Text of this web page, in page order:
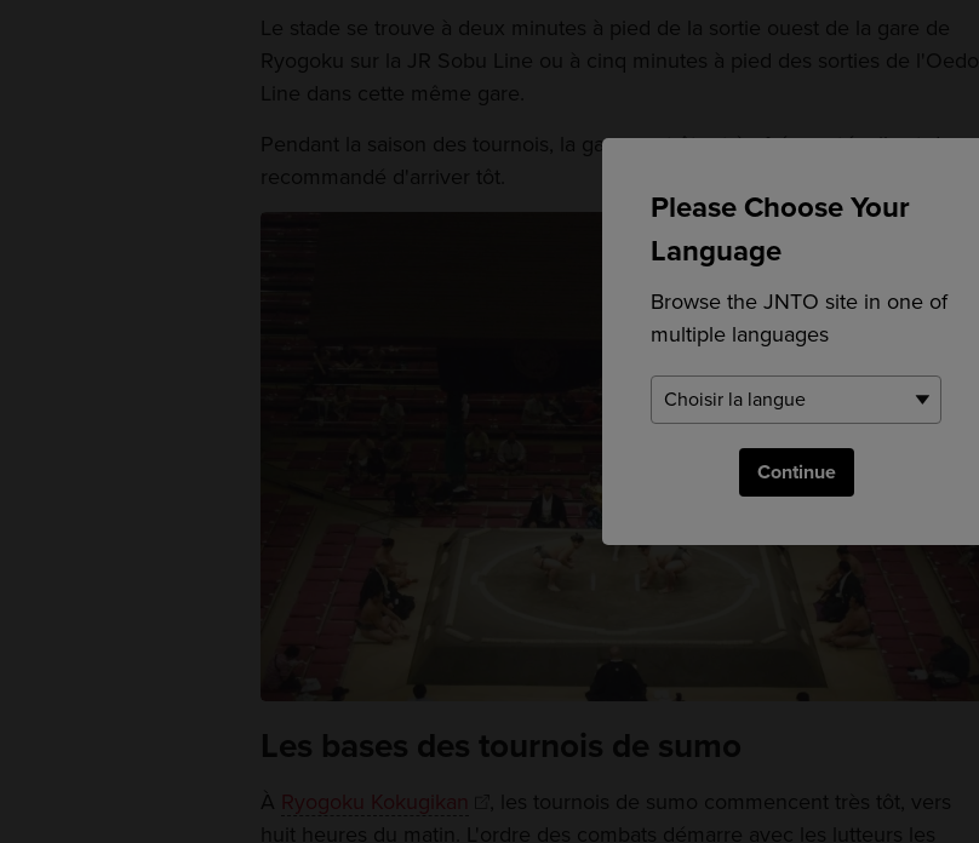
Please Choose Your
Language
Browse the JNTO site in one of
multiple languages
Continue
Le stade se trouve à deux minutes à pied de la sortie ouest de la gare de
Ryogoku sur la JR Sobu Line ou à cinq minutes à pied des sorties de l'Oedo
Line dans cette même gare.
Pendant la saison des tournois, la gare peut être très fréquentée, il est donc
recommandé d'arriver tôt.
Les bases des tournois de sumo
À Ryogoku Kokugikan
, les tournois de sumo commencent très tôt, vers
huit heures du matin. L'ordre des combats démarre avec les lutteurs les